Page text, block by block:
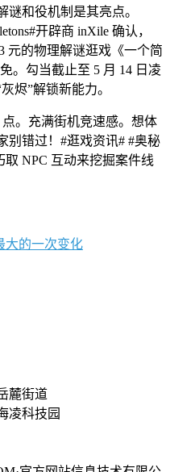
和役机制是其亮点。
开辟商 inXile 确认，
元的物理解谜逛戏《一个简
。勾当截止至 5 月 14 日凌
烬”解锁新能力。
。充满街机竞速感。想体
别错过！#逛戏资讯# #奥秘
NPC 互动来挖掘案件线
大的一次变化
麓街道
凌科技园